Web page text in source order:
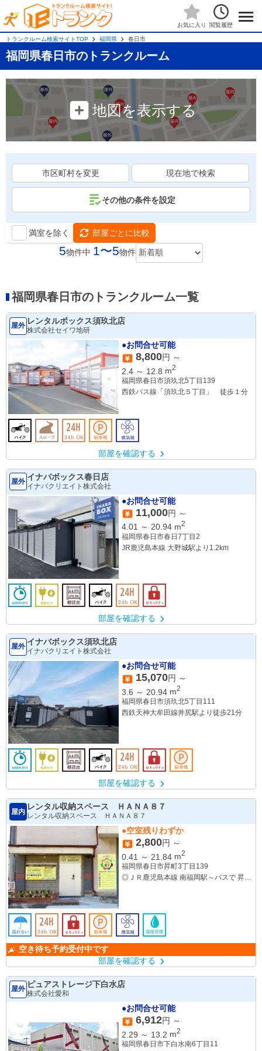
お気に入り 閲覧履歴
トランクルーム検索サイトTOP 福岡県 春日市
福岡県春日市のトランクルーム
地図を表示する
市区町村を変更 現在地で検索
その他の条件を設定
満室を除く 部屋ごとに比較
5物件中 1〜5物件
福岡県春日市のトランクルーム一覧
屋外 レンタルボックス須玖北店
株式会社セイワ地研
●お問合せ可能
8,800円 ～
2.4 ～ 12.8 m2
福岡県春日市須玖北5丁目139
西鉄バス線「須玖北５丁目」 徒歩１分
部屋を確認する
屋外 イナバボックス春日店
イナバクリエイト株式会社
●お問合せ可能
11,000円 ～
4.01
～ 20.94 m2
福岡県春日市春日7丁目2
JR鹿児島本線 大野城駅より1.2km
部屋を確認する
屋外 イナバボックス須玖北店
イナバクリエイト株式会社
●お問合せ可能
15,070円 ～
3.6 ～ 20.94 m2
福岡県春日市須玖北5丁目111
西鉄天神大牟田線井尻駅より徒歩21分
部屋を確認する
屋内
レンタル収納スペース ＨＡＮＡ８７
レンタル収納スペース ＨＡＮＡ８７
●空室残りわずか
2,800円 ～
0.41
～ 21.84 m2
福岡県春日市昇町3丁目139
◎ＪＲ鹿児島本線 南福岡駅～バスで 昇町
空き待ち予約受付中です
部屋を確認する
屋外 ピュアストレージ下白水店
株式会社愛和
●お問合せ可能
6,912円 ～
2.29 ～ 13.2 m2
福岡県春日市下白水南6丁目11